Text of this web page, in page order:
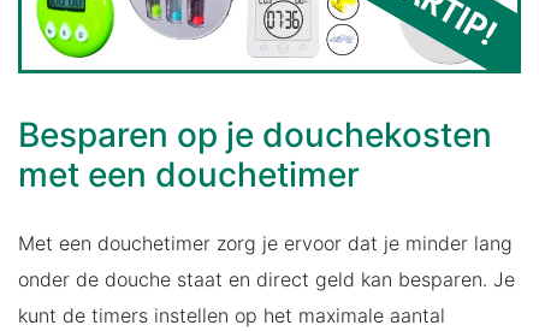
Besparen op je douchekosten
met een douchetimer
Met een douchetimer zorg je ervoor dat je minder lang
onder de douche staat en direct geld kan besparen. Je
kunt de timers instellen op het maximale aantal